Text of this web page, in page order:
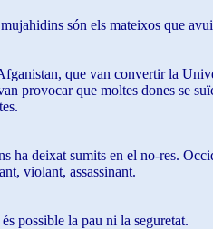
són els mateixos que
que van convertir la
provocar que moltes dones se
deixat sumits en el no-res.
violant, assassinant.
possible la pau ni la seguretat.